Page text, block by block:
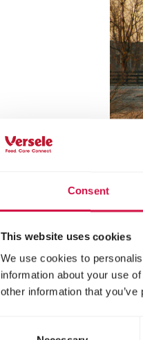
Consent
This website uses cookies
We use cookies to
information about your use
other information that